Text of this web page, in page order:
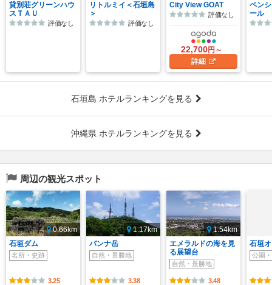
貸別荘グリーンハウ
スＴＡＵ
評価なし
リトルミイ＜石垣島
＞
評価なし
City View GOAT
評価なし
22,700円～
詳細
ペン
ール
石垣島 ホテルランキングを見る
沖縄県 ホテルランキングを見る
周辺の観光スポット
0.66km
石垣ダム
名所・史跡
3.25
1.17km
バンナ岳
自然・景勝地
3.38
1.54km
エメラルドの海を見
る展望台
自然・景勝地
3.48
石垣
公園